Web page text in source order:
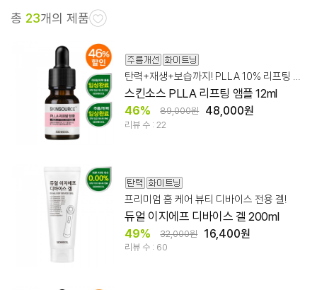
총 23개의 제품
탄력+재생+보습까지! PLLA 10% 리프팅 앰플
스킨소스 PLLA 리프팅 앰플 12ml
46% 89,000원 48,000원
리뷰 수 : 22
프리미엄 홈 케어 뷰티 디바이스 전용 겔!
듀얼 이지에프 디바이스 겔 200ml
49% 32,000원 16,400원
리뷰 수 : 60